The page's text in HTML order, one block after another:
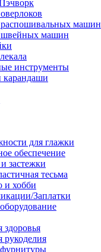
машин
швейных машин
инструменты
для глажки
обеспечение
застежки
тесьма
и хобби
Заплатки
здоровья
рукоделия